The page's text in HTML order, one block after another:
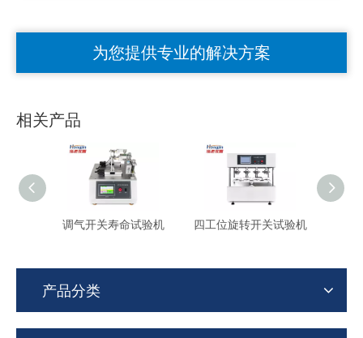
为您提供专业的解决方案
相关产品
调气开关寿命试验机 四工位旋转开关试验机
产品分类